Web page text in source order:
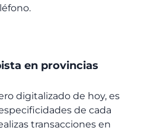
en provincias
digitalizado de hoy, es
de cada
transacciones en